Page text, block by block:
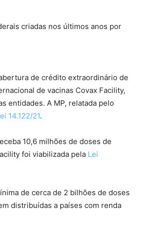
criadas nos últimos anos por
de crédito extraordinário de
de vacinas Covax Facility,
entidades. A MP, relatada pelo
14.122/21.
10,6 milhões de doses de
foi viabilizada pela Lei
de cerca de 2 bilhões de doses
distribuídas a países com renda